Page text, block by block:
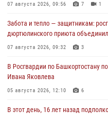
07 августа 2026, 09:56 7 1
Забота и тепло — защитникам:
дюртюлинского приюта
07 августа 2026, 09:32 3
В Росгвардии по Башкортостану
Ивана Яковлева
05 августа 2026, 12:10 6
В этот день, 16 лет назад